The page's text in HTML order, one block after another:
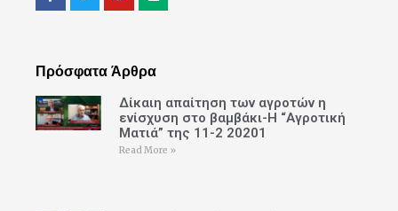
Πρόσφατα Άρθρα
Δίκαιη απαίτηση των αγροτών η
ενίσχυση στο βαμβάκι-Η “Αγροτική
Ματιά” της 11-2 20201
Read More »